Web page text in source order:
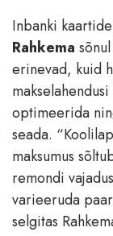
Inbanki
Rahkema
erinevad, kuid
optimeerida
seada.
maksumus
remondi
varieeruda
selgitas